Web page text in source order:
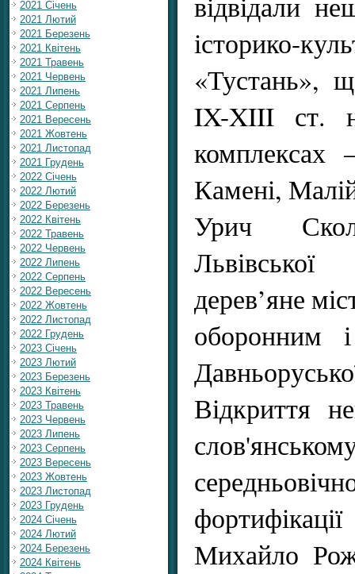
2021 Січень
2021 Лютий
2021 Березень
2021 Квітень
2021 Травень
2021 Червень
2021 Липень
2021 Серпень
2021 Вересень
2021 Жовтень
2021 Листопад
2021 Грудень
2022 Січень
2022 Лютий
2022 Березень
2022 Квітень
2022 Травень
2022 Червень
2022 Липень
2022 Серпень
2022 Вересень
2022 Жовтень
2022 Листопад
2022 Грудень
2023 Січень
2023 Лютий
2023 Березень
2023 Квітень
2023 Травень
2023 Червень
2023 Липень
2023 Серпень
2023 Вересень
2023 Жовтень
2023 Листопад
2023 Грудень
2024 Січень
2024 Лютий
2024 Березень
2024 Квітень
історико-
«Тустань»,
IX-XIII ст.
комплексах
Камені,
Урич
Львівської
дерев’яне
оборонним
Відкриття
Михайло